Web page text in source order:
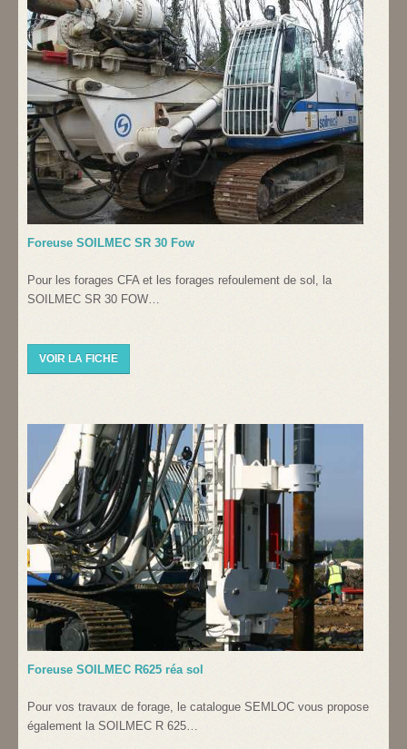
Foreuse SOILMEC SR 30 Fow
Pour les forages CFA et les forages refoulement de sol, la
SOILMEC SR 30 FOW…
VOIR LA FICHE
Foreuse SOILMEC R625 réa sol
Pour vos travaux de forage, le catalogue SEMLOC vous propose
également la SOILMEC R 625…